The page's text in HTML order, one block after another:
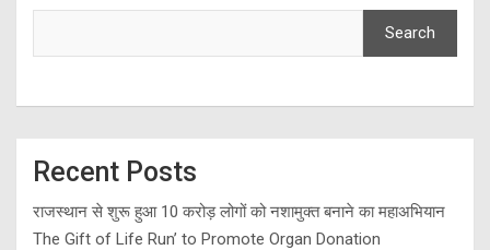
Search
Recent Posts
राजस्थान से शुरू हुआ 10 करोड़ लोगों को नशामुक्त बनाने का महाअभियान
The Gift of Life Run’ to Promote Organ Donation